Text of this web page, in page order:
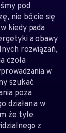
pod
nie bójcie się
kiedy pada
a obawy
rozwiązań,
czoła
w
szukać
poza
działania w
że tyle
z